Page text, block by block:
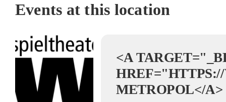
Events at this location
<A
METROPOL</A>